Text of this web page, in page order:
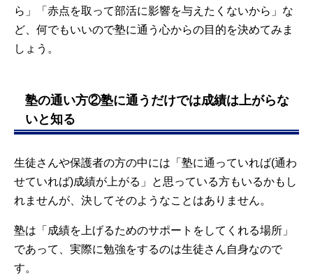
ら」「赤点を取って部活に影響を与えたくないから」な
ど、何でもいいので塾に通う心からの目的を決めてみま
しょう。
塾の通い方②塾に通うだけでは成績は上がらな
いと知る
生徒さんや保護者の方の中には「塾に通っていれば(通わ
せていれば)成績が上がる」と思っている方もいるかもし
れませんが、決してそのようなことはありません。
塾は「成績を上げるためのサポートをしてくれる場所」
であって、実際に勉強をするのは生徒さん自身なので
す。